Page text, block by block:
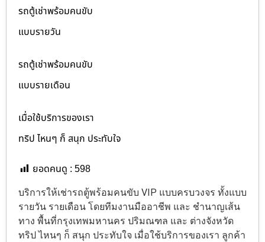
รถตู้เช่าพร้อมคนขับ
แบบรายวัน
รถตู้เช่าพร้อมคนขับ
แบบรายเดือน
เมื่อใช้บริการของเรา
ทริป ไหนๆ ก็ สนุก ประทับใจ
ยอดคนดู : 598
บริการให้เช่ารถตู้พร้อมคนขับ VIP แบบครบวงจร ทั้งแบบ
รายวัน รายเดือน โดยทีมงานมืออาชีพ และ ชำนาญเส้น
ทาง พื้นที่กรุงเทพมหานคร ปริมณฑล และ ต่างจังหวัด
ทริป ไหนๆ ก็ สนุก ประทับใจ เมื่อใช้บริการของเรา ลูกค้า